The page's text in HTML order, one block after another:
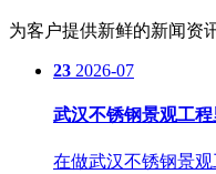
为客户提供新鲜的新闻资
23 2026-07
武汉不锈钢景观工
在做武汉不锈钢景